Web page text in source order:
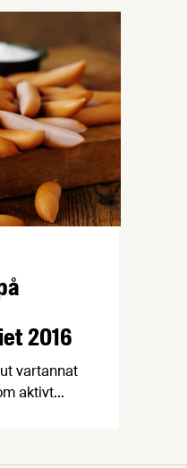
har
om
unga i
mer.
2016
vartannat
aktivt